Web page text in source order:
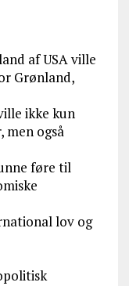
af USA ville
Grønland,
ikke kun
men også
føre til
lov og